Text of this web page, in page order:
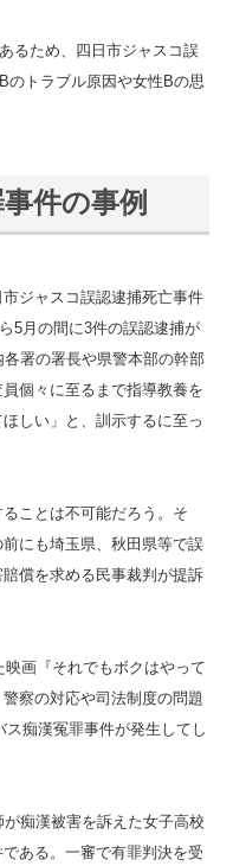
るため、四日市ジャスコ誤
のトラブル原因や女性Bの思
件の事例
ジャスコ誤認逮捕死亡事件
5月の間に3件の誤認逮捕が
署の署長や県警本部の幹部
個々に至るまで指導教養を
しい」と、訓示するに至っ
ことは不可能だろう。そ
にも埼玉県、秋田県等で誤
償を求める民事裁判が提訴
画『それでもボクはやって
察の対応や司法制度の問題
痴漢冤罪事件が発生してし
痴漢被害を訴えた女子高校
ある。一審で有罪判決を受